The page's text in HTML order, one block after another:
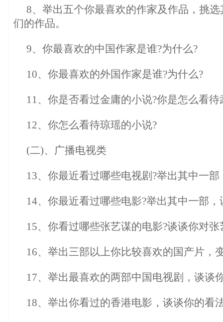
8、举出五个你最喜欢的作家及作品，挑
们的作品。
9、你最喜欢的中国作家是谁?为什么?
10、你最喜欢的外国作家是谁?为什么?
11、你是否看过金庸的小说?你是怎么看待
12、你怎么看待琼瑶的小说?
(二)、广播电视类
13、你最近看过哪些电视剧?举出其中一
14、你最近看过哪些电影?举出其中一部
15、你看过哪些张艺谋的电影?谈谈你对
16、举出三部以上你比较喜欢的国产片，
17、举出最喜欢的两部中国电视剧，谈谈
18、举出你看过的香港电影，谈谈你的看